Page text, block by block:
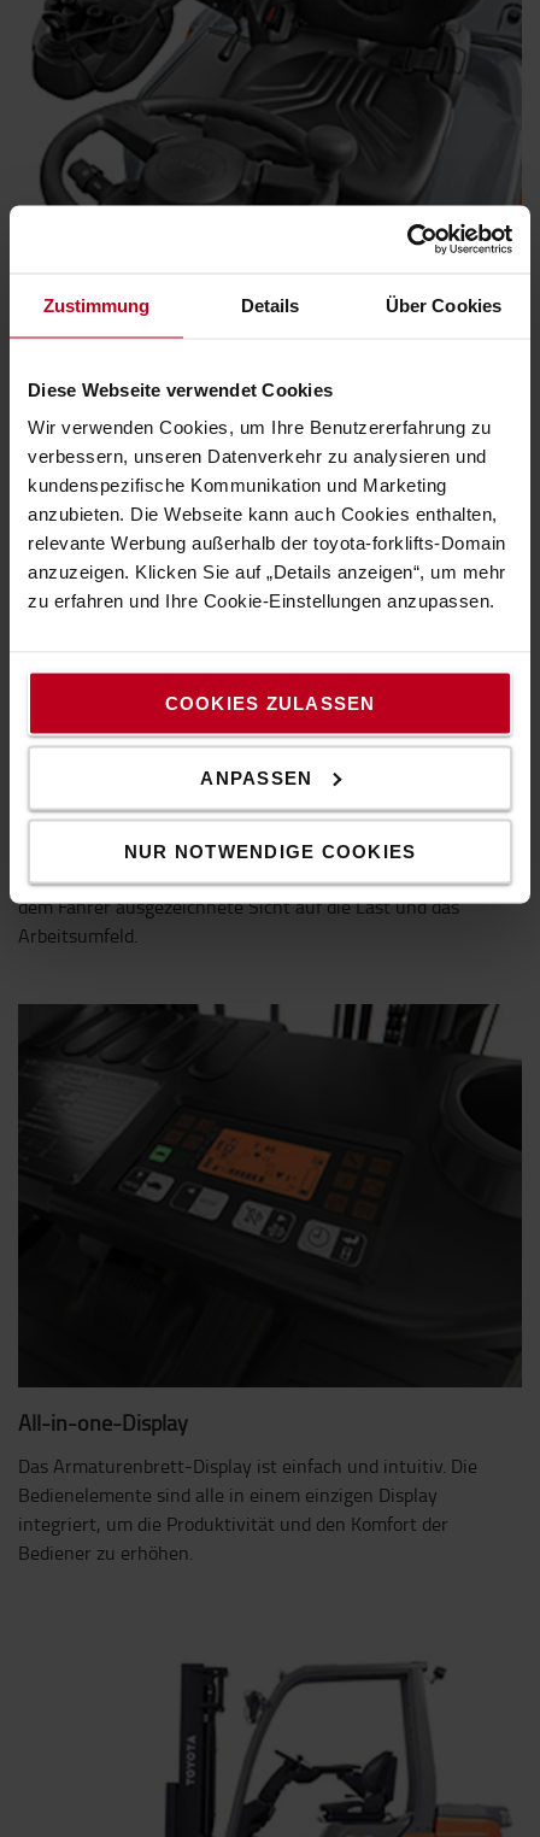
Zustimmung Details Über Cookies
Diese Webseite verwendet Cookies
Wir verwenden Cookies, um Ihre Benutzererfahrung zu
verbessern, unseren Datenverkehr zu analysieren und
kundenspezifische Kommunikation und Marketing
anzubieten. Die Webseite kann auch Cookies enthalten,
relevante Werbung außerhalb der toyota-forklifts-Domain
anzuzeigen. Klicken Sie auf „Details anzeigen“, um mehr
zu erfahren und Ihre Cookie-Einstellungen anzupassen.
COOKIES ZULASSEN
ANPASSEN
NUR NOTWENDIGE COOKIES
Der verstellbare Sitz mit Lendenwirbel- und Seitenstütze,
der großzügige Fußraum und die einstellbare Lenksäule
Arbeitsplatz dar.
Das Freisicht-Hubgerüst und das Fahrerschutzdach bieten
dem Fahrer ausgezeichnete Sicht auf die Last und das
Arbeitsumfeld.
All-in-one-Display
Das Armaturenbrett-Display ist einfach und intuitiv. Die
Bedienelemente sind alle in einem einzigen Display
integriert, um die Produktivität und den Komfort der
Bediener zu erhöhen.